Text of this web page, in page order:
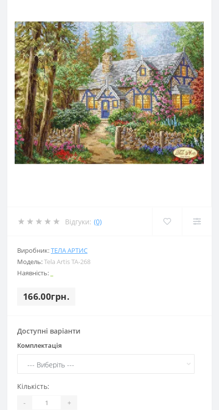
Відгуки: (0)
Виробник:ТЕЛА АРТИС
Модель:Tela Artis ТА-268
Наявність:
166.00грн.
Доступні варіанти
Комплектація
Кількість:
- +